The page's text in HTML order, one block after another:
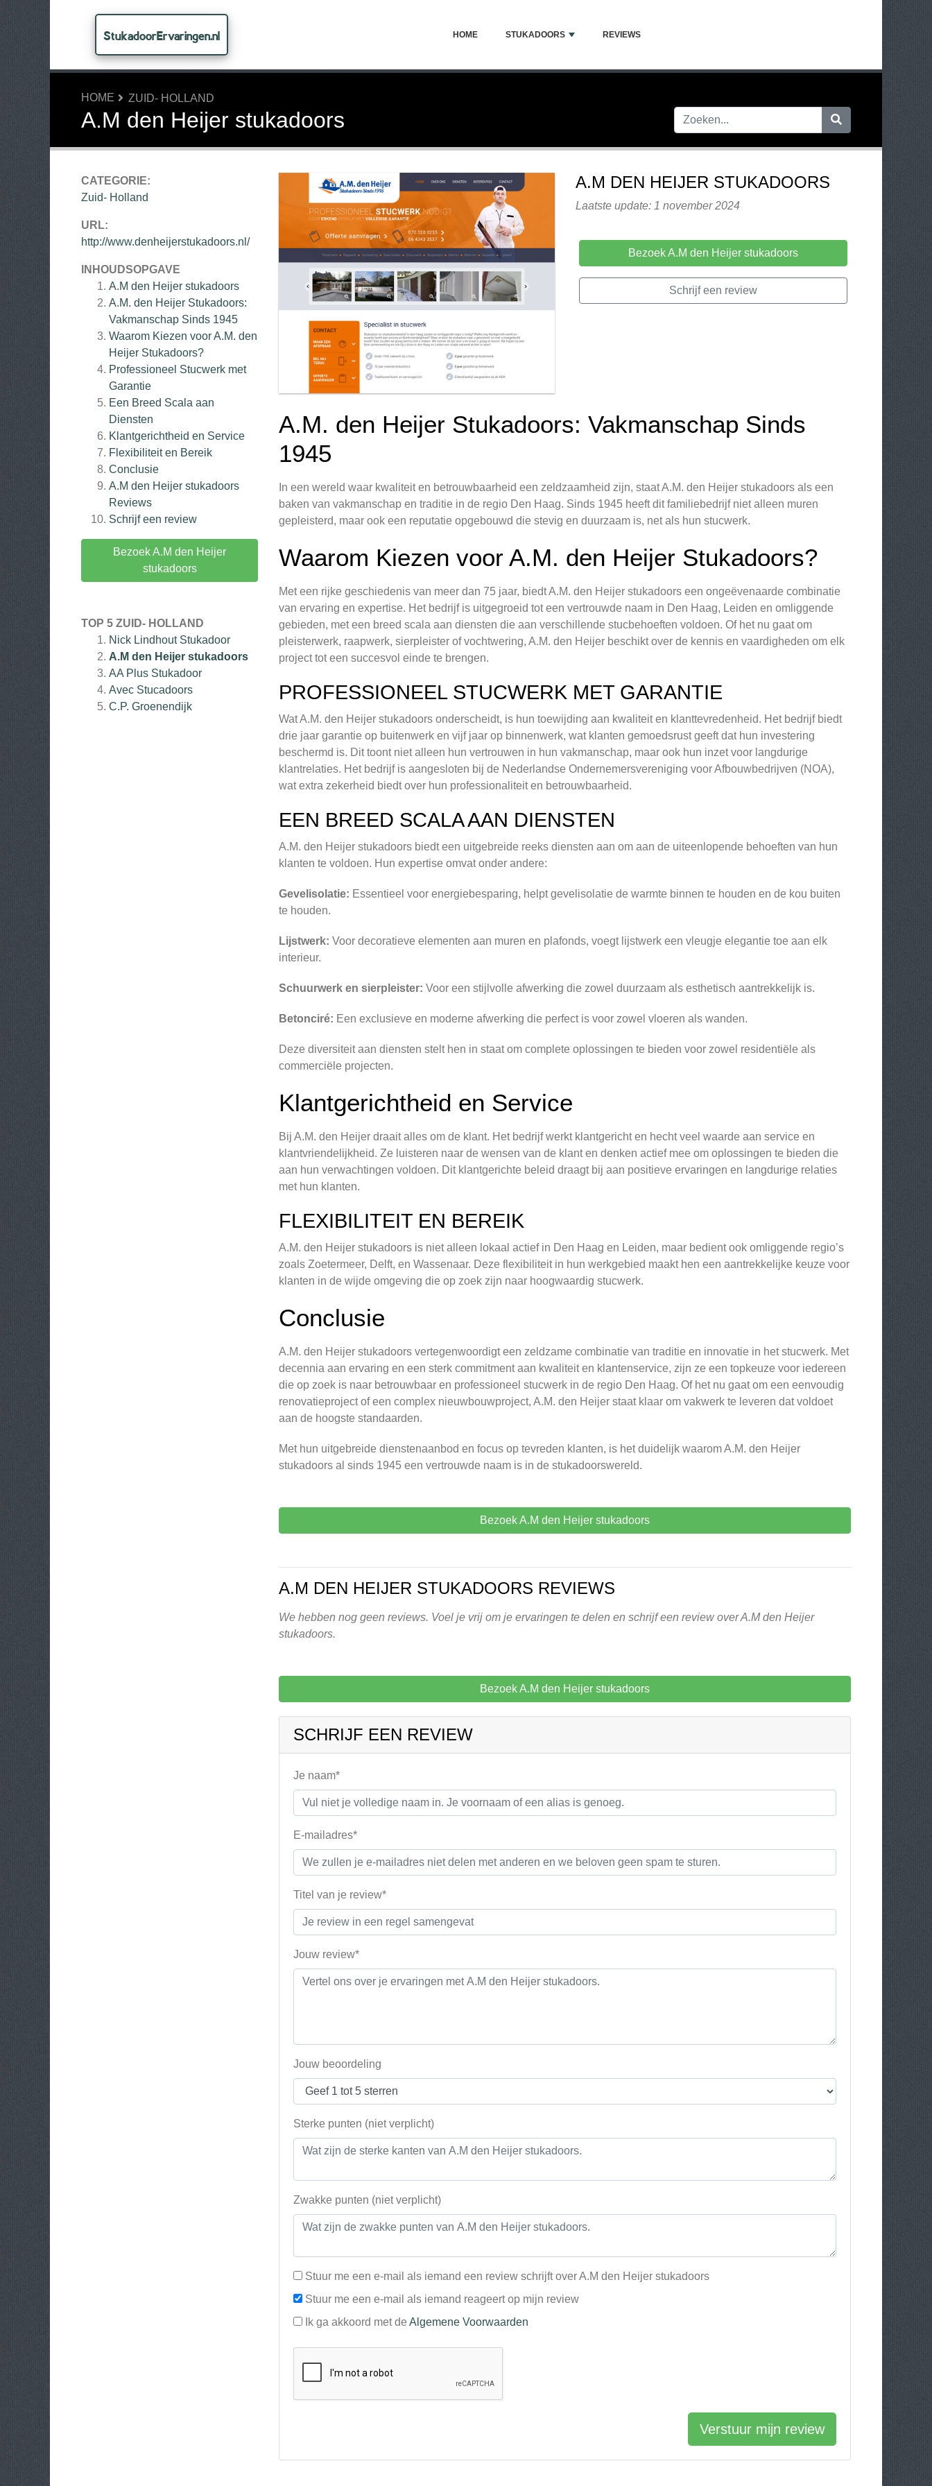
StukadoorErvaringen.nl HOME STUKADOORS REVIEWS
HOME ZUID- HOLLAND
A.M den Heijer stukadoors
CATEGORIE:
Zuid- Holland
URL:
http://www.denheijerstukadoors.nl/
INHOUDSOPGAVE
A.M den Heijer stukadoors
A.M. den Heijer Stukadoors:
Vakmanschap Sinds 1945
Waarom Kiezen voor A.M. den
Heijer Stukadoors?
Professioneel Stucwerk met
Garantie
Een Breed Scala aan
Diensten
Klantgerichtheid en Service
Flexibiliteit en Bereik
Conclusie
A.M den Heijer stukadoors
Reviews
Schrijf een review
Bezoek A.M den Heijer
stukadoors
TOP 5 ZUID- HOLLAND
Nick Lindhout Stukadoor
A.M den Heijer stukadoors
AA Plus Stukadoor
Avec Stucadoors
C.P. Groenendijk
A.M DEN HEIJER STUKADOORS
Laatste update: 1 november 2024
Bezoek A.M den Heijer stukadoors
Schrijf een review
A.M. den Heijer Stukadoors: Vakmanschap Sinds
1945
In een wereld waar kwaliteit en betrouwbaarheid een zeldzaamheid zijn, staat A.M. den Heijer stukadoors als een
baken van vakmanschap en traditie in de regio Den Haag. Sinds 1945 heeft dit familiebedrijf niet alleen muren
gepleisterd, maar ook een reputatie opgebouwd die stevig en duurzaam is, net als hun stucwerk.
Waarom Kiezen voor A.M. den Heijer Stukadoors?
Met een rijke geschiedenis van meer dan 75 jaar, biedt A.M. den Heijer stukadoors een ongeëvenaarde combinatie
van ervaring en expertise. Het bedrijf is uitgegroeid tot een vertrouwde naam in Den Haag, Leiden en omliggende
gebieden, met een breed scala aan diensten die aan verschillende stucbehoeften voldoen. Of het nu gaat om
pleisterwerk, raapwerk, sierpleister of vochtwering, A.M. den Heijer beschikt over de kennis en vaardigheden om elk
project tot een succesvol einde te brengen.
PROFESSIONEEL STUCWERK MET GARANTIE
Wat A.M. den Heijer stukadoors onderscheidt, is hun toewijding aan kwaliteit en klanttevredenheid. Het bedrijf biedt
drie jaar garantie op buitenwerk en vijf jaar op binnenwerk, wat klanten gemoedsrust geeft dat hun investering
beschermd is. Dit toont niet alleen hun vertrouwen in hun vakmanschap, maar ook hun inzet voor langdurige
klantrelaties. Het bedrijf is aangesloten bij de Nederlandse Ondernemersvereniging voor Afbouwbedrijven (NOA),
wat extra zekerheid biedt over hun professionaliteit en betrouwbaarheid.
EEN BREED SCALA AAN DIENSTEN
A.M. den Heijer stukadoors biedt een uitgebreide reeks diensten aan om aan de uiteenlopende behoeften van hun
klanten te voldoen. Hun expertise omvat onder andere:
Gevelisolatie: Essentieel voor energiebesparing, helpt gevelisolatie de warmte binnen te houden en de kou buiten
te houden.
Lijstwerk: Voor decoratieve elementen aan muren en plafonds, voegt lijstwerk een vleugje elegantie toe aan elk
interieur.
Schuurwerk en sierpleister: Voor een stijlvolle afwerking die zowel duurzaam als esthetisch aantrekkelijk is.
Betonciré: Een exclusieve en moderne afwerking die perfect is voor zowel vloeren als wanden.
Deze diversiteit aan diensten stelt hen in staat om complete oplossingen te bieden voor zowel residentiële als
commerciële projecten.
Klantgerichtheid en Service
Bij A.M. den Heijer draait alles om de klant. Het bedrijf werkt klantgericht en hecht veel waarde aan service en
klantvriendelijkheid. Ze luisteren naar de wensen van de klant en denken actief mee om oplossingen te bieden die
aan hun verwachtingen voldoen. Dit klantgerichte beleid draagt bij aan positieve ervaringen en langdurige relaties
met hun klanten.
FLEXIBILITEIT EN BEREIK
A.M. den Heijer stukadoors is niet alleen lokaal actief in Den Haag en Leiden, maar bedient ook omliggende regio’s
zoals Zoetermeer, Delft, en Wassenaar. Deze flexibiliteit in hun werkgebied maakt hen een aantrekkelijke keuze voor
klanten in de wijde omgeving die op zoek zijn naar hoogwaardig stucwerk.
Conclusie
A.M. den Heijer stukadoors vertegenwoordigt een zeldzame combinatie van traditie en innovatie in het stucwerk. Met
decennia aan ervaring en een sterk commitment aan kwaliteit en klantenservice, zijn ze een topkeuze voor iedereen
die op zoek is naar betrouwbaar en professioneel stucwerk in de regio Den Haag. Of het nu gaat om een eenvoudig
renovatieproject of een complex nieuwbouwproject, A.M. den Heijer staat klaar om vakwerk te leveren dat voldoet
aan de hoogste standaarden.
Met hun uitgebreide dienstenaanbod en focus op tevreden klanten, is het duidelijk waarom A.M. den Heijer
stukadoors al sinds 1945 een vertrouwde naam is in de stukadoorswereld.
Bezoek A.M den Heijer stukadoors
A.M DEN HEIJER STUKADOORS REVIEWS
We hebben nog geen reviews. Voel je vrij om je ervaringen te delen en schrijf een review over A.M den Heijer
stukadoors.
Bezoek A.M den Heijer stukadoors
SCHRIJF EEN REVIEW
Je naam*
E-mailadres*
Titel van je review*
Jouw review*
Jouw beoordeling
Sterke punten (niet verplicht)
Zwakke punten (niet verplicht)
Stuur me een e-mail als iemand een review schrijft over A.M den Heijer stukadoors
Stuur me een e-mail als iemand reageert op mijn review
Ik ga akkoord met de Algemene Voorwaarden
Verstuur mijn review